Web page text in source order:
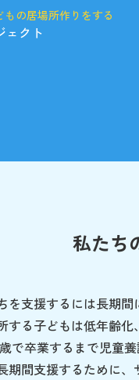
の居場所作りをする
ェクト
私たち
を支援するには長期間
る子どもは低年齢化
で卒業するまで児童
期間支援するために